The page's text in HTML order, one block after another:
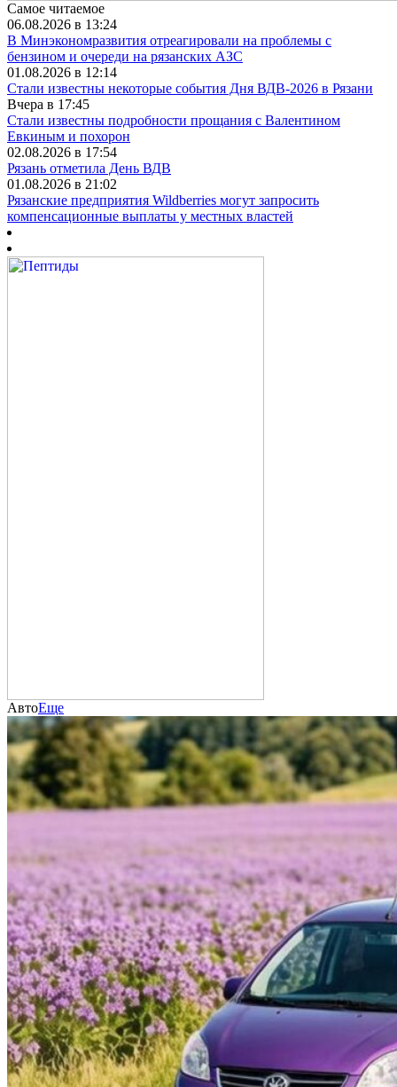
Самое читаемое
06.08.2026 в 13:24
В Минэкономразвития отреагировали на проблемы с
бензином и очереди на рязанских АЗС
01.08.2026 в 12:14
Стали известны некоторые события Дня ВДВ-2026 в Рязани
Вчера в 17:45
Стали известны подробности прощания с Валентином
Евкиным и похорон
02.08.2026 в 17:54
Рязань отметила День ВДВ
01.08.2026 в 21:02
Рязанские предприятия Wildberries могут запросить
компенсационные выплаты у местных властей
АвтоЕще